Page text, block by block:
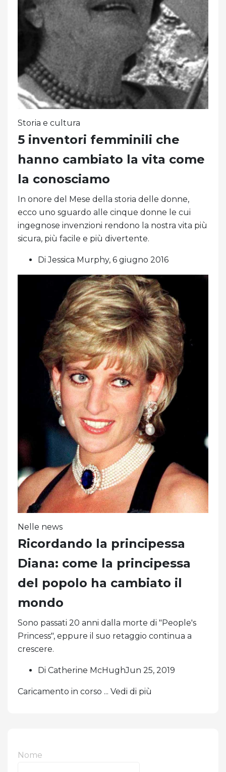
Storia e cultura
5 inventori femminili che
hanno cambiato la vita come
la conosciamo
In onore del Mese della storia delle donne,
ecco uno sguardo alle cinque donne le cui
ingegnose invenzioni rendono la nostra vita più
sicura, più facile e più divertente.
Di Jessica Murphy, 6 giugno 2016
Nelle news
Ricordando la principessa
Diana: come la principessa
del popolo ha cambiato il
mondo
Sono passati 20 anni dalla morte di "People's
Princess", eppure il suo retaggio continua a
crescere.
Di Catherine McHughJun 25, 2019
Caricamento in corso ... Vedi di più
Nome